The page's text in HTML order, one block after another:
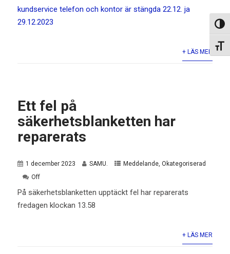
Slå
Slå
kundservice telefon och kontor är stängda 22.12. ja
29.12.2023
+ LÄS MER
Ett fel på
säkerhetsblanketten har
reparerats
1 december 2023 SAMU. Meddelande,Okategoriserad
Off
På säkerhetsblanketten upptäckt fel har reparerats
fredagen klockan 13.58
+ LÄS MER